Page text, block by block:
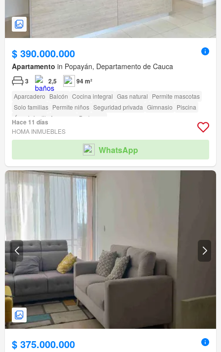
$ 390.000.000
Apartamento in Popayán, Departamento de Cauca
3 2,5 94 m²
Aparcadero Balcón Cocina integral Gas natural Permite mascotas
Solo familias Permite niños Seguridad privada Gimnasio Piscina
Área infantil
Ascensor Barbecue
Hace 11 días
HOMA INMUEBLES
WhatsApp
$ 375.000.000